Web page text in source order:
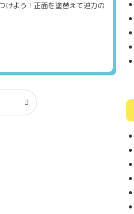
けよう！正面を塗替えて迫力の